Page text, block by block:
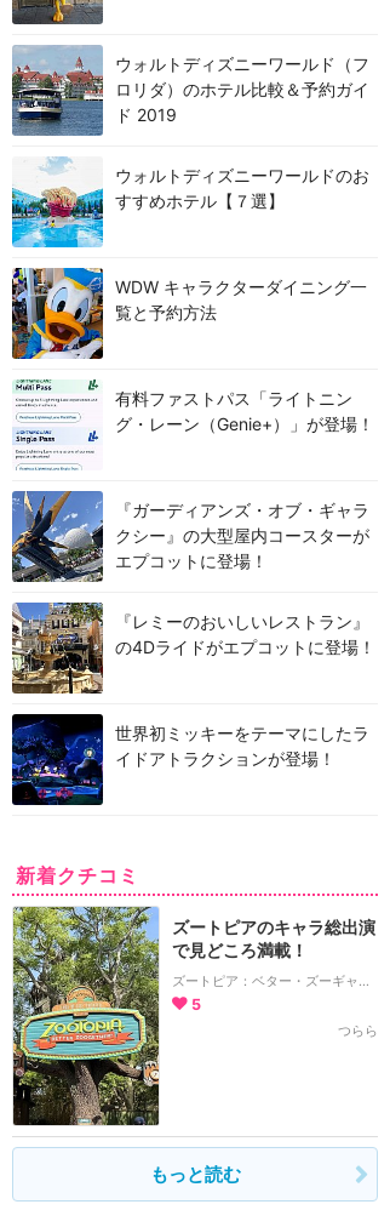
ウォルトディズニーワールド（フ
ロリダ）のホテル比較＆予約ガイ
ド 2019
ウォルトディズニーワールドのお
すすめホテル【７選】
WDW キャラクターダイニング一
覧と予約方法
有料ファストパス「ライトニン
グ・レーン（Genie+）」が登場！
『ガーディアンズ・オブ・ギャラ
クシー』の大型屋内コースターが
エプコットに登場！
『レミーのおいしいレストラン』
の4Dライドがエプコットに登場！
世界初ミッキーをテーマにしたラ
イドアトラクションが登場！
新着クチコミ
ズートピアのキャラ総出演
で見どころ満載！
ズートピア：ベター・ズーギャザー！
5
つらら
もっと読む